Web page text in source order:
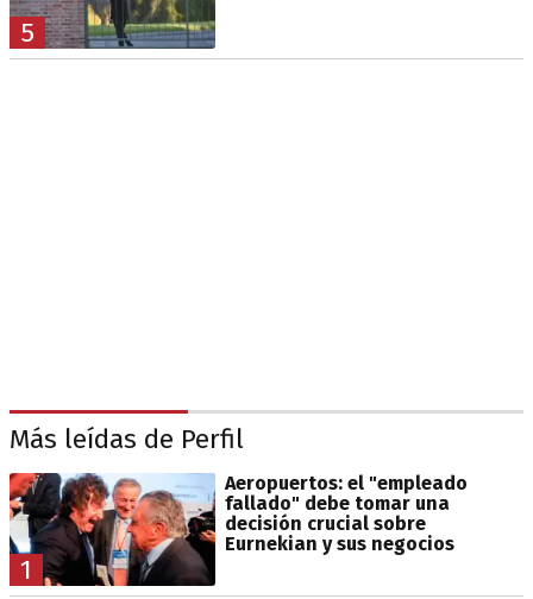
5
Más leídas de Perfil
1
Aeropuertos: el "empleado
fallado" debe tomar una
decisión crucial sobre
Eurnekian y sus negocios